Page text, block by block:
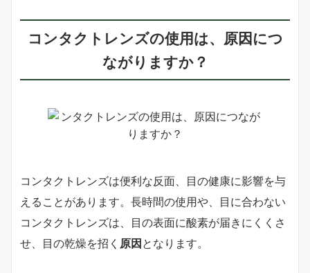
コンタクトレンズの使用は、原因につ
ながりますか？
コンタクトレンズは便利な反面、目の健康に影響を与
えることがあります。長時間の使用や、目に合わない
コンタクトレンズは、目の表面に酸素が届きにくくさ
せ、目の乾燥を招く 原因となります。